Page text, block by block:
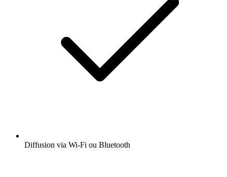
Diffusion via Wi-Fi ou Bluetooth